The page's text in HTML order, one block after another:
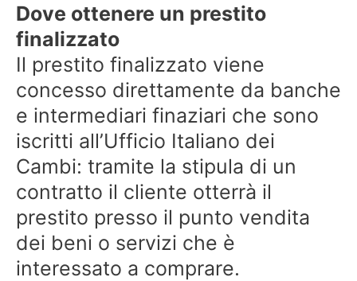
Dove ottenere un prestito
finalizzato
Il prestito finalizzato viene
concesso direttamente da banche
e intermediari finaziari che sono
iscritti all’Ufficio Italiano dei
Cambi: tramite la stipula di un
contratto il cliente otterrà il
prestito presso il punto vendita
dei beni o servizi che è
interessato a comprare.